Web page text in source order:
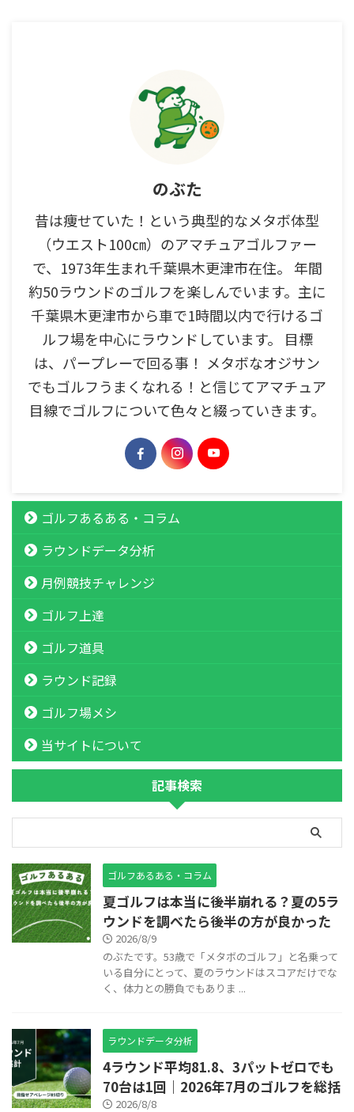
のぶた
昔は痩せていた！という典型的なメタボ体型
（ウエスト100㎝）のアマチュアゴルファー
で、1973年生まれ千葉県木更津市在住。 年間
約50ラウンドのゴルフを楽しんでいます。主に
千葉県木更津市から車で1時間以内で行けるゴ
ルフ場を中心にラウンドしています。 目標
は、パープレーで回る事！ メタボなオジサン
でもゴルフうまくなれる！と信じてアマチュア
目線でゴルフについて色々と綴っていきます。
ゴルフあるある・コラム
ラウンドデータ分析
月例競技チャレンジ
ゴルフ上達
ゴルフ道具
ラウンド記録
ゴルフ場メシ
当サイトについて
記事検索
ゴルフあるある・コラム
夏ゴルフは本当に後半崩れる？夏の5ラ
ウンドを調べたら後半の方が良かった
2026/8/9
のぶたです。53歳で「メタボのゴルフ」と名乗って
いる自分にとって、夏のラウンドはスコアだけでな
く、体力との勝負でもありま ...
ラウンドデータ分析
4ラウンド平均81.8、3パットゼロでも
70台は1回｜2026年7月のゴルフを総括
2026/8/8